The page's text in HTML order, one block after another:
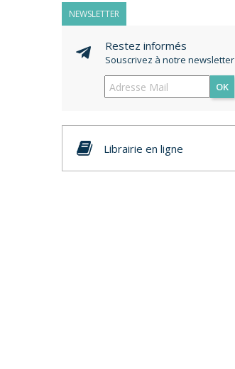
NEWSLETTER
Restez informés
Souscrivez à notre newsletter
OK
Librairie en ligne